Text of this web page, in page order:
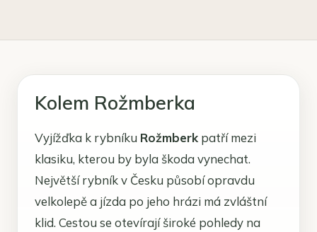
Kolem Rožmberka
Vyjížďka k rybníku Rožmberk patří mezi
klasiku, kterou by byla škoda vynechat.
Největší rybník v Česku působí opravdu
velkolepě a jízda po jeho hrázi má zvláštní
klid. Cestou se otevírají široké pohledy na